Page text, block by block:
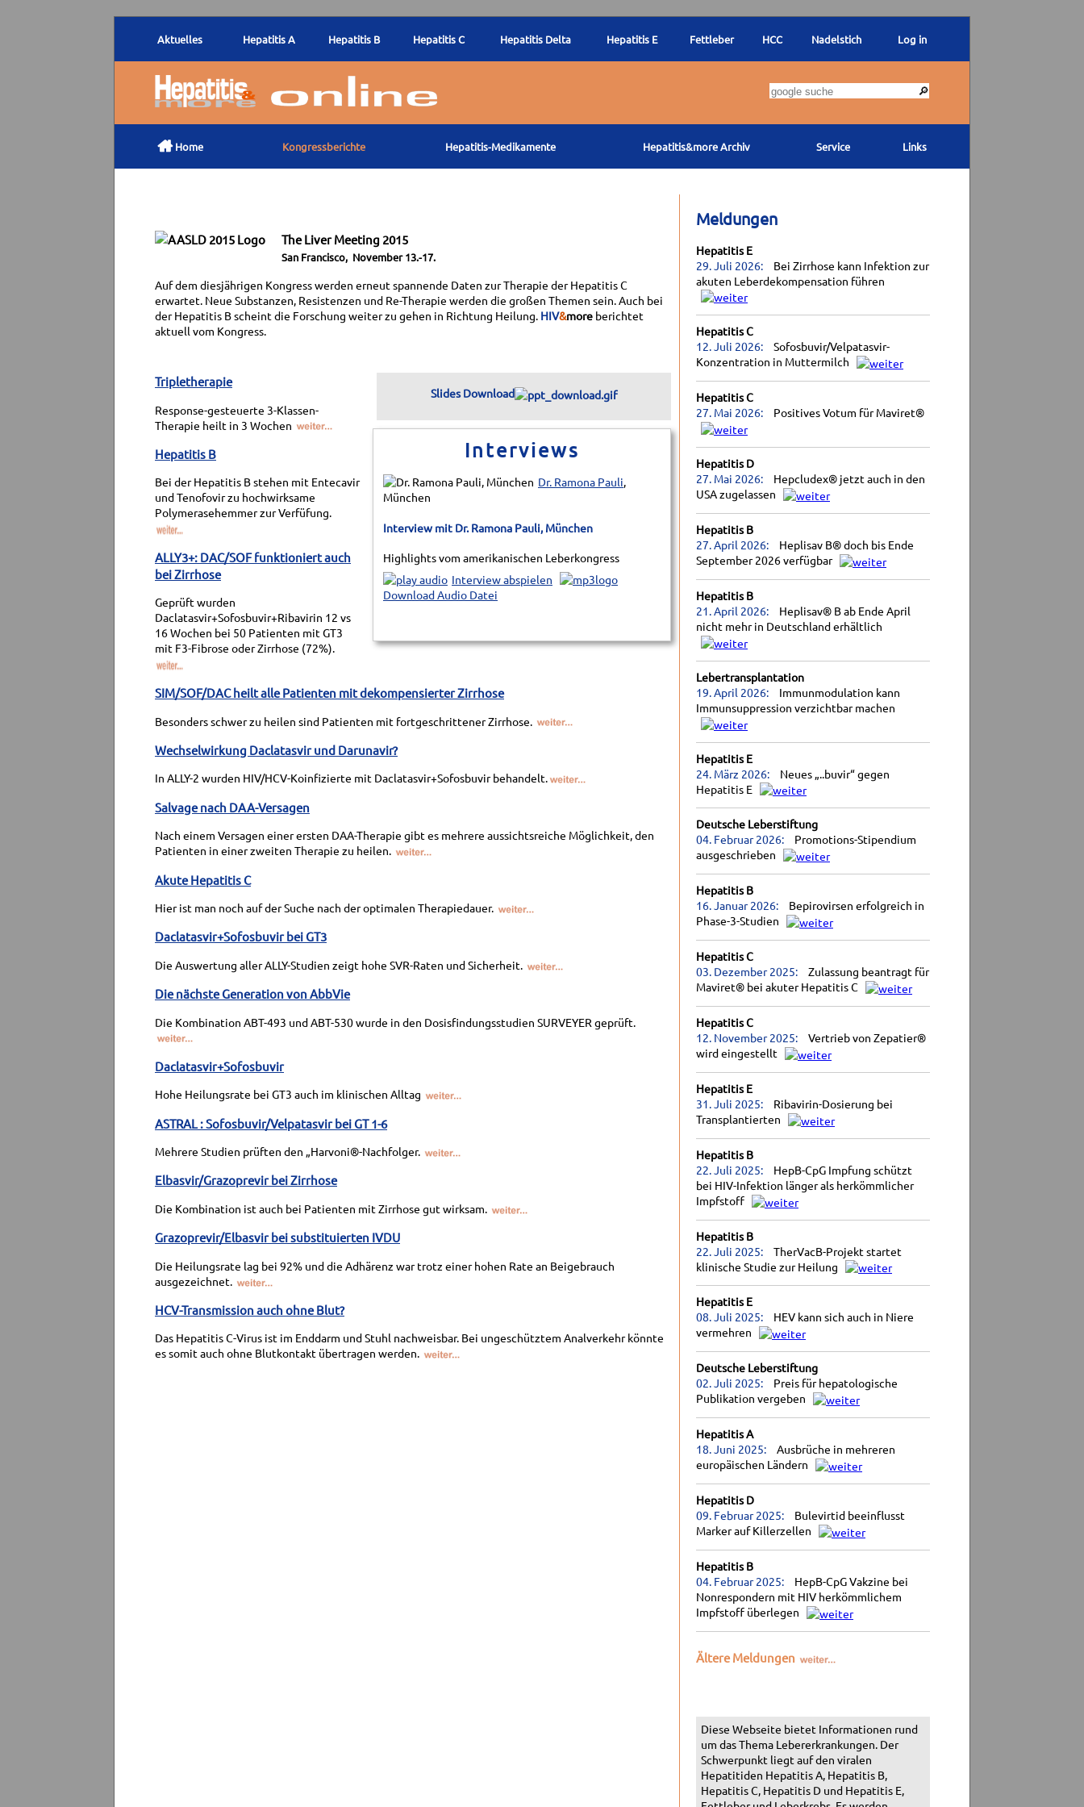
The Liver Meeting 2015
San Francisco, November 13.-17.
Auf dem diesjährigen Kongress werden erneut spannende Daten zur Therapie der Hepatitis C
erwartet. Neue Substanzen, Resistenzen und Re-Therapie werden die großen Themen sein. Auch bei
der Hepatitis B scheint die Forschung weiter zu gehen in Richtung Heilung. HIV&more berichtet
aktuell vom Kongress.
Slides Download
Interviews
Dr. Ramona Pauli,
München
Interview mit Dr. Ramona Pauli, München
Highlights vom amerikanischen Leberkongress
Interview abspielen
Download Audio Datei
Tripletherapie
Response-gesteuerte 3-Klassen-
Therapie heilt in 3 Wochen
Hepatitis B
Bei der Hepatitis B stehen mit Entecavir
und Tenofovir zu hochwirksame
Polymerasehemmer zur Verfüfung.
ALLY3+: DAC/SOF funktioniert auch
bei Zirrhose
Geprüft wurden
Daclatasvir+Sofosbuvir+Ribavirin 12 vs
16 Wochen bei 50 Patienten mit GT3
mit F3-Fibrose oder Zirrhose (72%).
SIM/SOF/DAC heilt alle Patienten mit dekompensierter Zirrhose
Besonders schwer zu heilen sind Patienten mit fortgeschrittener Zirrhose.
Wechselwirkung Daclatasvir und Darunavir?
In ALLY-2 wurden HIV/HCV-Koinfizierte mit Daclatasvir+Sofosbuvir behandelt.
Salvage nach DAA-Versagen
Nach einem Versagen einer ersten DAA-Therapie gibt es mehrere aussichtsreiche Möglichkeit, den
Patienten in einer zweiten Therapie zu heilen.
Akute Hepatitis C
Hier ist man noch auf der Suche nach der optimalen Therapiedauer.
Daclatasvir+Sofosbuvir bei GT3
Die Auswertung aller ALLY-Studien zeigt hohe SVR-Raten und Sicherheit.
Die nächste Generation von AbbVie
Die Kombination ABT-493 und ABT-530 wurde in den Dosisfindungsstudien SURVEYER geprüft.
Daclatasvir+Sofosbuvir
Hohe Heilungsrate bei GT3 auch im klinischen Alltag
ASTRAL : Sofosbuvir/Velpatasvir bei GT 1-6
Mehrere Studien prüften den „Harvoni®-Nachfolger.
Elbasvir/Grazoprevir bei Zirrhose
Die Kombination ist auch bei Patienten mit Zirrhose gut wirksam.
Grazoprevir/Elbasvir bei substituierten IVDU
Die Heilungsrate lag bei 92% und die Adhärenz war trotz einer hohen Rate an Beigebrauch
ausgezeichnet.
HCV-Transmission auch ohne Blut?
Das Hepatitis C-Virus ist im Enddarm und Stuhl nachweisbar. Bei ungeschütztem Analverkehr könnte
es somit auch ohne Blutkontakt übertragen werden.
Meldungen
Hepatitis E
29. Juli 2026:
Bei Zirrhose kann Infektion zur
akuten Leberdekompensation führen
Hepatitis C
12. Juli 2026:
Sofosbuvir/Velpatasvir-
Konzentration in Muttermilch
Hepatitis C
27. Mai 2026:
Positives Votum für Maviret®
Hepatitis D
27. Mai 2026:
Hepcludex® jetzt auch in den
USA zugelassen
Hepatitis B
27. April 2026:
Heplisav B® doch bis Ende
September 2026 verfügbar
Hepatitis B
21. April 2026:
Heplisav® B ab Ende April
nicht mehr in Deutschland erhältlich
Lebertransplantation
19. April 2026:
Immunmodulation kann
Immunsuppression verzichtbar machen
Hepatitis E
24. März 2026:
Neues „..buvir“ gegen
Hepatitis E
Deutsche Leberstiftung
04. Februar 2026:
Promotions-Stipendium
ausgeschrieben
Hepatitis B
16. Januar 2026:
Bepirovirsen erfolgreich in
Phase-3-Studien
Hepatitis C
03. Dezember 2025:
Zulassung beantragt für
Maviret® bei akuter Hepatitis C
Hepatitis C
12. November 2025:
Vertrieb von Zepatier®
wird eingestellt
Hepatitis E
31. Juli 2025:
Ribavirin-Dosierung bei
Transplantierten
Hepatitis B
22. Juli 2025:
HepB-CpG Impfung schützt
bei HIV-Infektion länger als herkömmlicher
Impfstoff
Hepatitis B
22. Juli 2025:
TherVacB-Projekt startet
klinische Studie zur Heilung
Hepatitis E
08. Juli 2025:
HEV kann sich auch in Niere
vermehren
Deutsche Leberstiftung
02. Juli 2025:
Preis für hepatologische
Publikation vergeben
Hepatitis A
18. Juni 2025:
Ausbrüche in mehreren
europäischen Ländern
Hepatitis D
09. Februar 2025:
Bulevirtid beeinflusst
Marker auf Killerzellen
Hepatitis B
04. Februar 2025:
HepB-CpG Vakzine bei
Nonrespondern mit HIV herkömmlichem
Impfstoff überlegen
Ältere Meldungen
Diese Webseite bietet Informationen rund
um das Thema Lebererkrankungen. Der
Schwerpunkt liegt auf den viralen
Hepatitiden Hepatitis A, Hepatitis B,
Hepatitis C, Hepatitis D und Hepatitis E,
Aktuelles Hepatitis A Hepatitis B Hepatitis C Hepatitis Delta Hepatitis E Fettleber HCC Nadelstich Log in
Home Kongressberichte Hepatitis-Medikamente Hepatitis&more Archiv Service Links